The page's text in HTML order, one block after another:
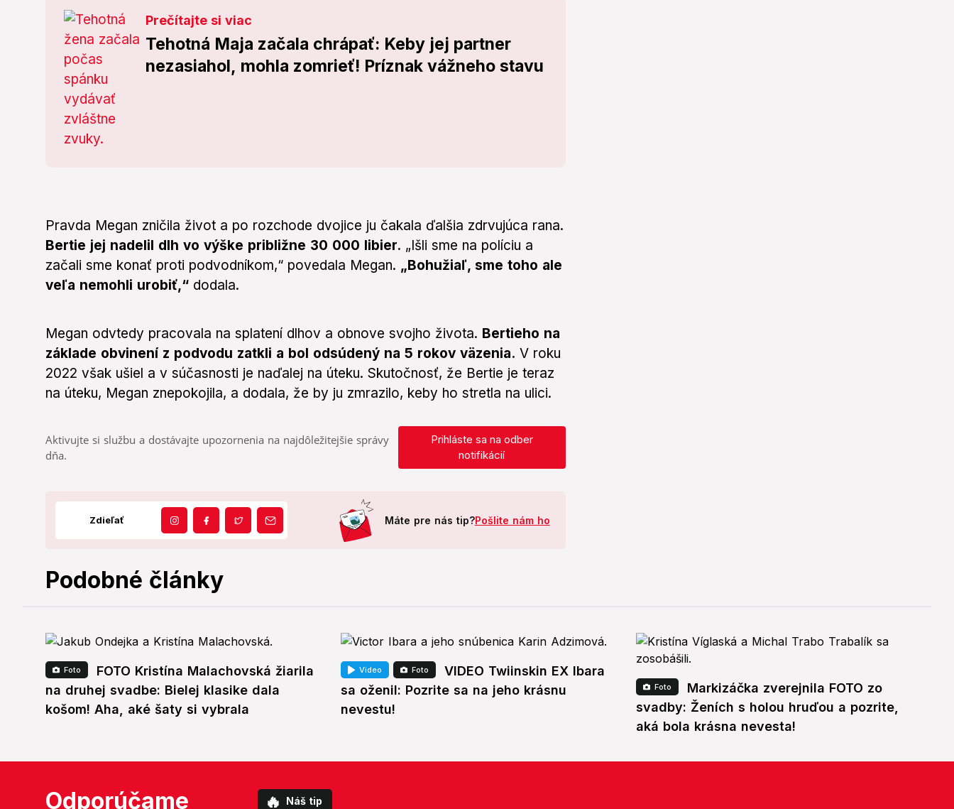
Prečítajte si viac
Tehotná Maja začala chrápať: Keby jej partner
nezasiahol, mohla zomrieť! Príznak vážneho stavu
Pravda Megan zničila život a po rozchode dvojice ju čakala ďalšia zdrvujúca rana.
Bertie jej nadelil dlh vo výške približne 30 000 libier. „Išli sme na políciu a
začali sme konať proti podvodníkom,“ povedala Megan. „Bohužiaľ, sme toho ale
veľa nemohli urobiť,“ dodala.
Megan odvtedy pracovala na splatení dlhov a obnove svojho života. Bertieho na
základe obvinení z podvodu zatkli a bol odsúdený na 5 rokov väzenia. V roku
2022 však ušiel a v súčasnosti je naďalej na úteku. Skutočnosť, že Bertie je teraz
na úteku, Megan znepokojila, a dodala, že by ju zmrazilo, keby ho stretla na ulici.
Aktivujte si službu a dostávajte upozornenia na najdôležitejšie správy
dňa.
Prihláste sa na odber
notifikácií
Zdieľať Máte pre nás tip?Pošlite nám ho
Podobné články
Foto
FOTO Kristína Malachovská žiarila
na druhej svadbe: Bielej klasike dala
košom! Aha, aké šaty si vybrala
Video Foto
VIDEO Twiinskin EX Ibara
sa oženil: Pozrite sa na jeho krásnu
nevestu!
Foto
Markizáčka zverejnila FOTO zo
svadby: Ženích s holou hruďou a pozrite,
aká bola krásna nevesta!
Odporúčame 🔥 Náš tip